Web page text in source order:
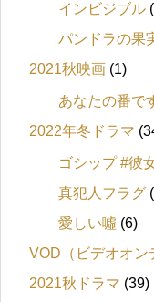
インビジブル
パンドラの果
2021秋映画 (1)
あなたの番
2022年冬ドラマ
ゴシップ #彼
真犯人フラグ
愛しい噓 (6)
VOD（ビデオオン
2021秋ドラマ (39)